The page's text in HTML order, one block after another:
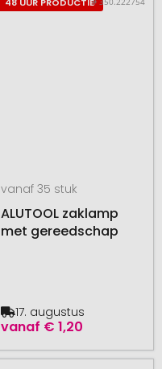
48 UUR PRODUCTIE
vanaf 35 stuk
ALUTOOL zaklamp
met gereedschap
vanaf € 1,20
17. augustus